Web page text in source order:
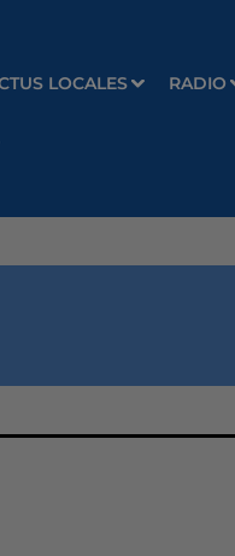
LOCALES RADIO